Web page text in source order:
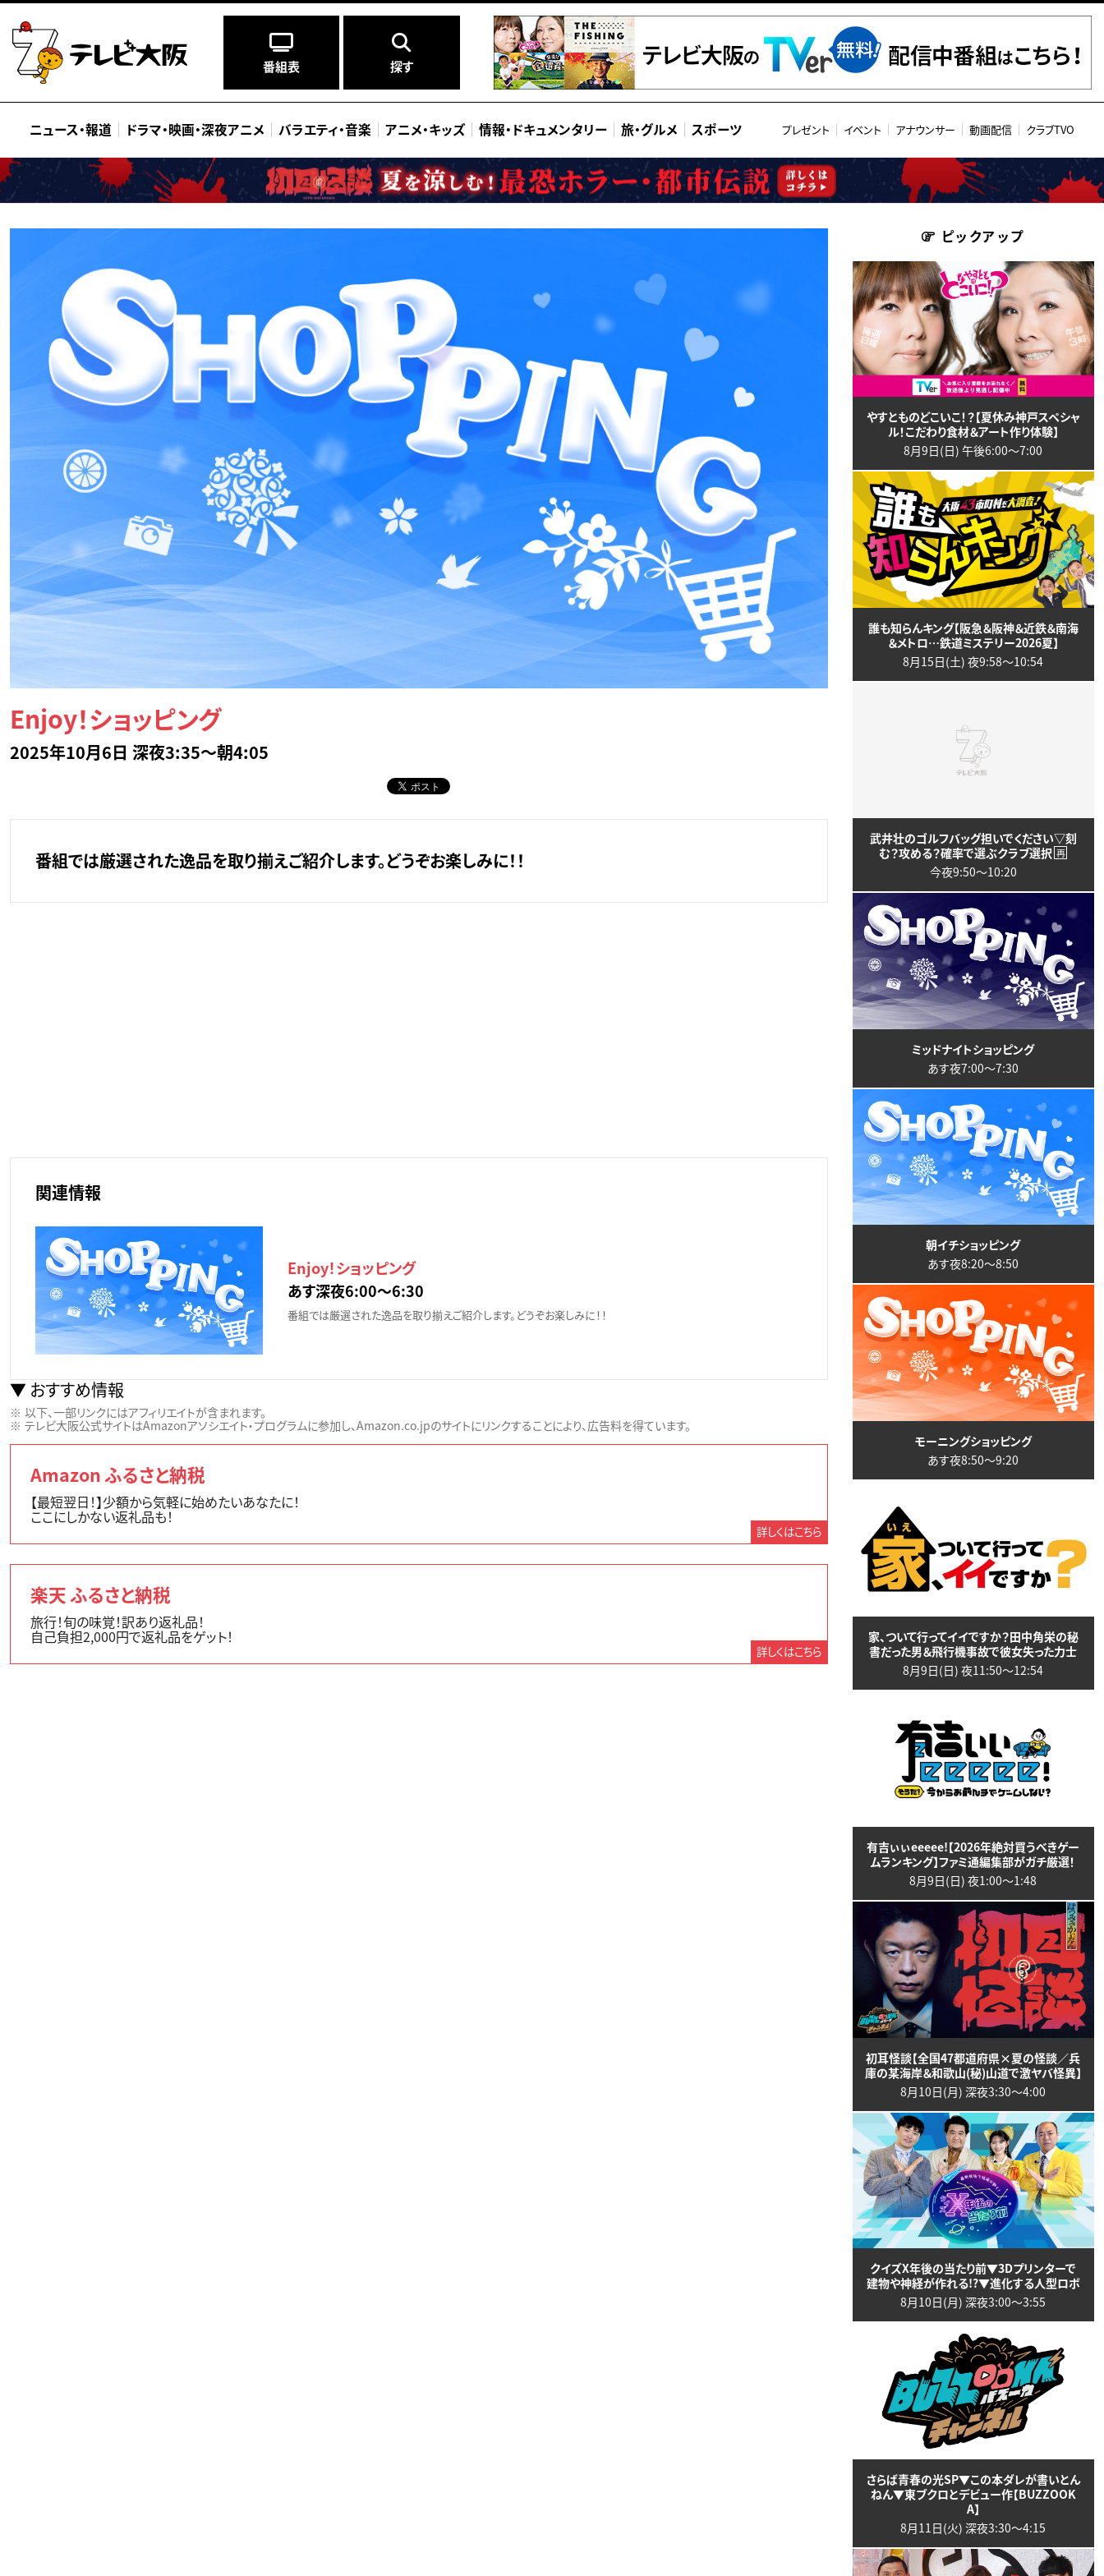
番組表 探す
ニュース・報道 ドラマ・映画・深夜アニメ バラエティ・音楽 アニメ・キッズ 情報・ ドキュメンタリー 旅・グルメ スポーツ プレゼント イベント アナウンサー 動画配信 クラブTVO
Enjoy！ショッピング
2025年10月6日 深夜3:35～朝4:05
番組では厳選された逸品を取り揃えご紹介します。どうぞお楽しみに！！
関連情報
Enjoy！ショッピング
あす深夜6:00〜6:30
番組では厳選された逸品を取り揃えご紹介します。どうぞお楽しみに！！
おすすめ情報
以下、一部リンクにはアフィリエイトが含まれます。
テレビ大阪公式サイトはAmazonアソシエイト・プログラムに参加し、Amazon.co.jpのサイトにリンクすることにより、広告料を得ています。
Amazon ふるさと納税
【最短翌日！】少額から気軽に始めたいあなたに！
ここにしかない返礼品も！
詳しくはこちら
楽天 ふるさと納税
旅行！旬の味覚！訳あり返礼品！
自己負担2,000円で返礼品をゲット！
詳しくはこちら
ピックアップ
やすとものどこいこ！？【夏休み神戸スペシャ
ル！こだわり食材＆アート作り体験】
8月9日(日) 午後6:00〜7:00
誰も知らんキング【阪急＆阪神＆近鉄＆南海
＆メトロ…鉄道ミステリー2026夏】
8月15日(土) 夜9:58〜10:54
武井壮のゴルフバッグ担いでください▽刻
む？攻める？確率で選ぶクラブ選択 再
今夜9:50〜10:20
ミッドナイトショッピング
あす夜7:00〜7:30
朝イチショッピング
あす夜8:20〜8:50
モーニングショッピング
あす夜8:50〜9:20
家、ついて行ってイイですか？田中角栄の秘
書だった男＆飛行機事故で彼女失った力士
8月9日(日) 夜11:50〜12:54
有吉ぃぃeeeee!【2026年絶対買うべきゲー
ムランキング】ファミ通編集部がガチ厳選！
8月9日(日) 夜1:00〜1:48
初耳怪談【全国47都道府県×夏の怪談／兵
庫の某海岸＆和歌山(秘)山道で激ヤバ怪異】
8月10日(月) 深夜3:30〜4:00
クイズX年後の当たり前▼3Dプリンターで
建物や神経が作れる!?▼進化する人型ロボ
8月10日(月) 深夜3:00〜3:55
さらば青春の光SP▼この本ダレが書いとん
ねん▼東ブクロとデビュー作【BUZZOOK
A】
8月11日(火) 深夜3:30〜4:15